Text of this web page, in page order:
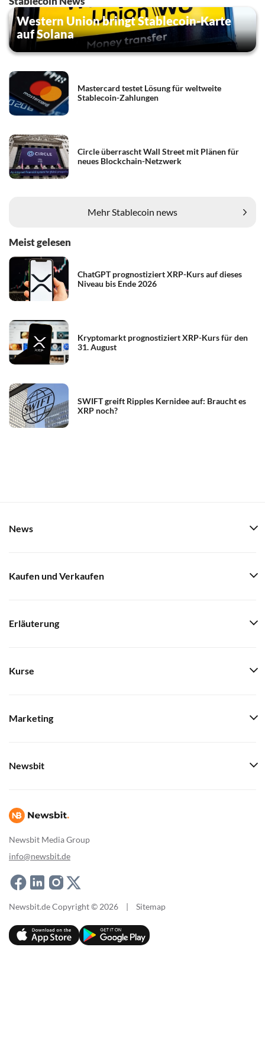
Western Union bringt Stablecoin-Karte
auf Solana
Mastercard testet Lösung für weltweite
Stablecoin-Zahlungen
Circle überrascht Wall Street mit Plänen für
neues Blockchain-Netzwerk
Mehr Stablecoin news
Meist gelesen
ChatGPT prognostiziert XRP-Kurs auf dieses
Niveau bis Ende 2026
Kryptomarkt prognostiziert XRP-Kurs für den
31. August
SWIFT greift Ripples Kernidee auf: Braucht es
XRP noch?
Newsbit Media Group
info@newsbit.de
News
Kaufen und Verkaufen
Erläuterung
Kurse
Marketing
Newsbit
Newsbit.de Copyright © 2026 | Sitemap